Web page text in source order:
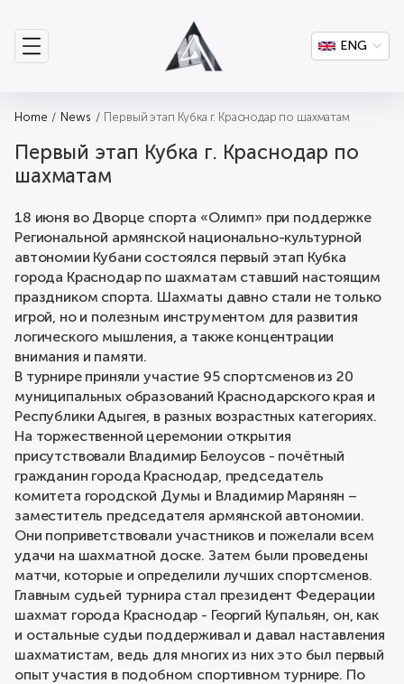
ENG
Home News Первый этап Кубка г. Краснодар по шахматам
Первый этап Кубка г. Краснодар по
шахматам
18 июня во Дворце спорта «Олимп» при поддержке
Региональной армянской национально-культурной
автономии Кубани состоялся первый этап Кубка
города Краснодар по шахматам ставший настоящим
праздником спорта. Шахматы давно стали не только
игрой, но и полезным инструментом для развития
логического мышления, а также концентрации
внимания и памяти.
В турнире приняли участие 95 спортсменов из 20
муниципальных образований Краснодарского края и
Республики Адыгея, в разных возрастных категориях.
На торжественной церемонии открытия
присутствовали Владимир Белоусов - почётный
гражданин города Краснодар, председатель
комитета городской Думы и Владимир Марянян –
заместитель председателя армянской автономии.
Они поприветствовали участников и пожелали всем
удачи на шахматной доске. Затем были проведены
матчи, которые и определили лучших спортсменов.
Главным судьей турнира стал президент Федерации
шахмат города Краснодар - Георгий Купальян, он, как
и остальные судьи поддерживал и давал наставления
шахматистам, ведь для многих из них это был первый
опыт участия в подобном спортивном турнире. По